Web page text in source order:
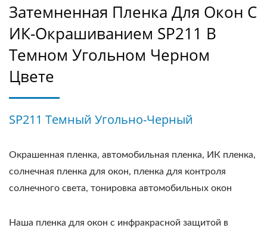
Затемненная Пленка Для Окон С
ИК-Окрашиванием SP211 В
Темном Угольном Черном
Цвете
SP211 Темный Угольно-Черный
Окрашенная пленка, автомобильная пленка, ИК пленка,
солнечная пленка для окон, пленка для контроля
солнечного света, тонировка автомобильных окон
Наша пленка для окон с инфракрасной защитой в